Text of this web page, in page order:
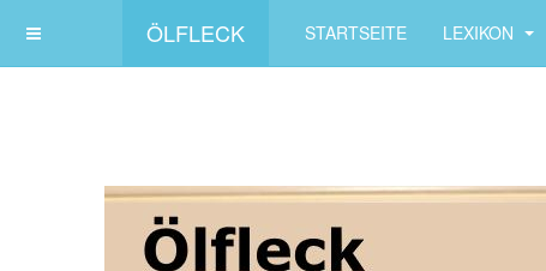
ÖLFLECK STARTSEITE LEXIKON